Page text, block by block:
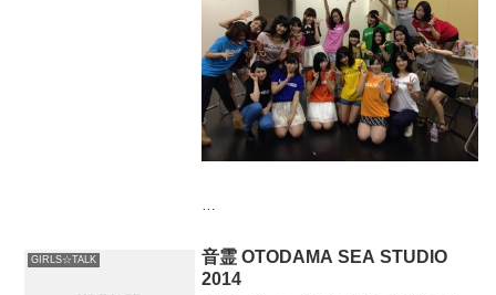
GIRLS☆TALK
音霊 OTODAMA SEA STUDIO
2014